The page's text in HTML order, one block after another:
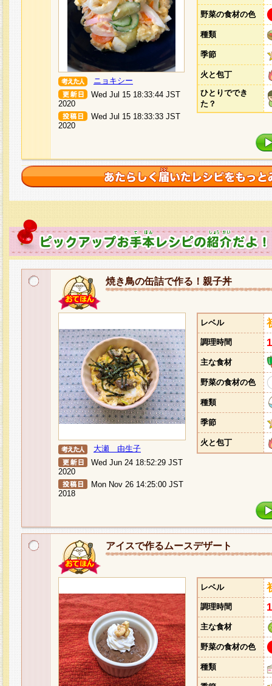
ニョキシー
Wed Jul 15 18:33:44 JST
2020
Wed Jul 15 18:33:33 JST
2020
野菜の食材の色
種類
季節
火と包丁
ひとりででき
た？
焼き鳥の缶詰で作る！親子丼
大瀬 由生子
Wed Jun 24 18:52:29 JST
2020
Mon Nov 26 14:25:00 JST
2018
レベル
調理時間
主な食材
野菜の食材の色
種類
季節
火と包丁
アイスで作るムースデザート
レベル
調理時間
主な食材
野菜の食材の色
種類